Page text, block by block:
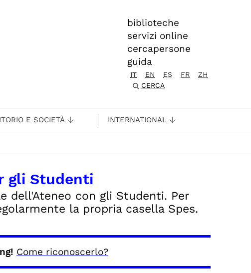
biblioteche
servizi online
cercapersone
guida
IT EN ES FR
ZH
CERCA
E SOCIETÀ INTERNATIONAL
gli Studenti
dell'Ateneo con gli Studenti. Per
la propria casella Spes.
Come riconoscerlo?